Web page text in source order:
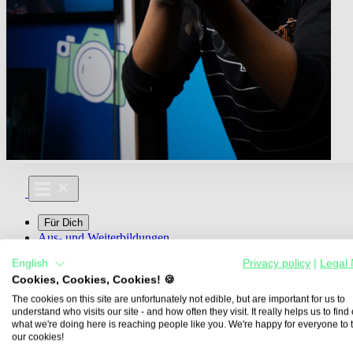
Für Dich
Aus- und Weiterbildungen
Media For You
Über Uns
Übersicht
English Privacy policy
Legal
Cookies, Cookies, Cookies! 🍪
The cookies on this site are unfortunately not edible, but are important for us to
understand who visits our site - and how often they visit. It really helps us to find
what we're doing here is reaching people like you. We're happy for everyone to
our cookies!